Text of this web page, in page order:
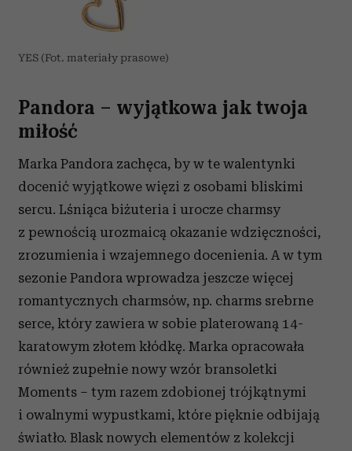
YES (Fot. materiały prasowe)
Pandora – wyjątkowa jak twoja
miłość
Marka Pandora zachęca, by w te walentynki
docenić wyjątkowe więzi z osobami bliskimi
sercu. Lśniąca biżuteria i urocze charmsy
z pewnością urozmaicą okazanie wdzięczności,
zrozumienia i wzajemnego docenienia. A w tym
sezonie Pandora wprowadza jeszcze więcej
romantycznych charmsów, np. charms srebrne
serce, który zawiera w sobie platerowaną 14-
karatowym złotem kłódkę. Marka opracowała
również zupełnie nowy wzór bransoletki
Moments – tym razem zdobionej trójkątnymi
i owalnymi wypustkami, które pięknie odbijają
światło. Blask nowych elementów z kolekcji